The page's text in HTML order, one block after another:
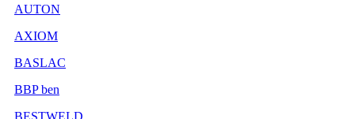
AUTON
AXIOM
BASLAC
BBP ben
BESTWELD